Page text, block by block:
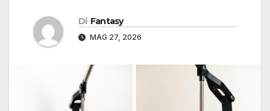
Di Fantasy
MAG 27, 2026